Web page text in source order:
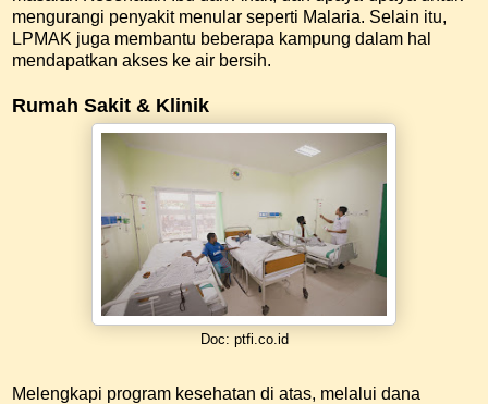
mengurangi penyakit menular seperti Malaria. Selain itu,
LPMAK juga membantu beberapa kampung dalam hal
mendapatkan akses ke air bersih.
Rumah Sakit & Klinik
Doc: ptfi.co.id
Melengkapi program kesehatan di atas, melalui dana